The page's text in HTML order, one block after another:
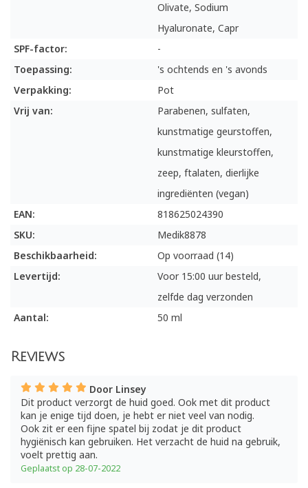
Olivate, Sodium
Hyaluronate, Capr
SPF-factor:
-
Toepassing:
's ochtends en 's avonds
Verpakking:
Pot
Vrij van:
Parabenen, sulfaten,
kunstmatige geurstoffen,
kunstmatige kleurstoffen,
zeep, ftalaten, dierlijke
ingrediënten (vegan)
EAN:
818625024390
SKU:
Medik8878
Beschikbaarheid:
Op voorraad (14)
Levertijd:
Voor 15:00 uur besteld,
zelfde dag verzonden
Aantal:
50 ml
Reviews
Door Linsey
Dit product verzorgt de huid goed. Ook met dit product
kan je enige tijd doen, je hebt er niet veel van nodig.
Ook zit er een fijne spatel bij zodat je dit product
hygiënisch kan gebruiken. Het verzacht de huid na gebruik,
voelt prettig aan.
Geplaatst op 28-07-2022